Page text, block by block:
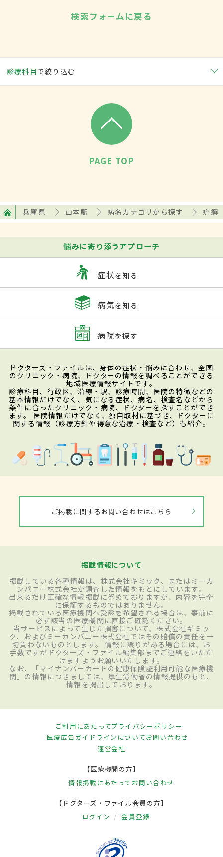
検索フォームに戻る
診療科目で絞り込む
PAGE TOP
兵庫県 山本駅 病名カテゴリから探す 疥癬
悩みに寄り添うアプローチ
症状を知る
病気を知る
病院を探す
ドクターズ・ファイルは、身体の症状・悩みに合わせ、全国
のクリニック・病院、ドクターの情報を調べることができる
地域医療情報サイトです。
診療科目、行政区、沿線・駅、診療時間、医院の特徴などの
基本情報だけでなく、気になる症状、病名、検査名などから
条件に合ったクリニック・病院、ドクターを探すことができ
ます。 医院情報だけでなく、独自取材に基づき、ドクターに
関する情報（診療方針や得意な治療・検査など）も紹介。
ご掲載に関するお問い合わせはこちら
掲載情報について
掲載している各種情報は、株式会社ギミック、またはミーカ
ンパニー株式会社が調査した情報をもとにしています。
出来るだけ正確な情報掲載に努めておりますが、内容を完全
に保証するものではありません。
掲載されている医療機関へ受診を希望される場合は、事前に
必ず該当の医療機関に直接ご確認ください。
当サービスによって生じた損害について、株式会社ギミッ
ク、およびミーカンパニー株式会社ではその賠償の責任を一
切負わないものとします。 情報に誤りがある場合には、お
手数ですがドクターズ・ファイル編集部までご連絡をいただ
けますようお願いいたします。
なお、「マイナンバーカードの健康保険証利用可能な医療機
関」の情報につきましては、厚生労働省の情報提供のもと、
情報を掲出しております。
ご利用にあたってプライバシーポリシー
医療広告ガイドラインについてお問い合わせ
運営会社
【医療機関の方】
情報掲載にあたって お問い合わせ
【ドクターズ・ファイル会員の方】
ログイン 会員登録